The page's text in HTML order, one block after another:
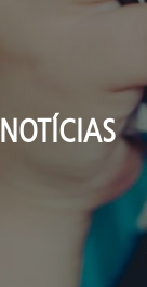
NOTÍCIAS